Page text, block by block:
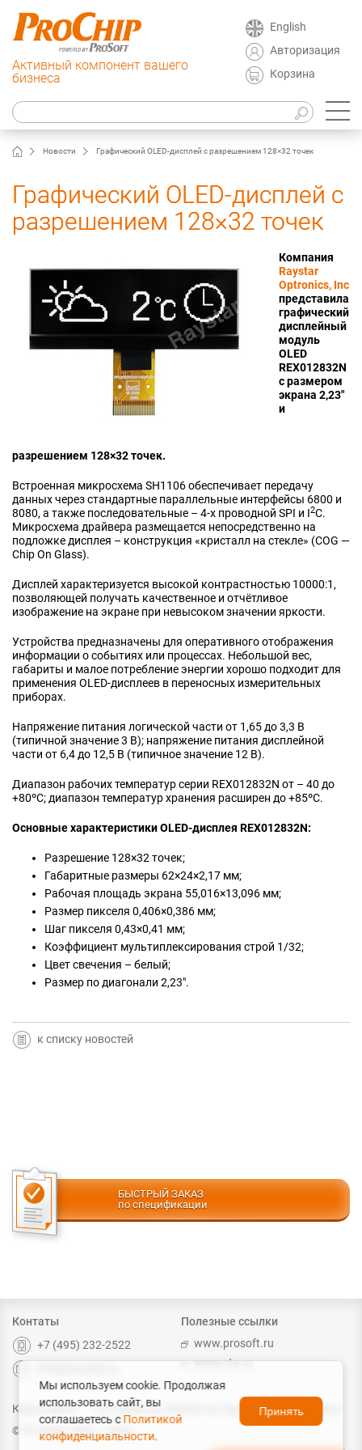
Активный компонент вашего
бизнеса
English
Авторизация
Корзина
Новости Графический OLED-дисплей с разрешением 128×32 точек
БЫСТРЫЙ ЗАКАЗ
по спецификации
Графический OLED-дисплей с
разрешением 128×32 точек
Компания
Raystar
Optronics, Inc
представила
графический
дисплейный
модуль
OLED
REX012832N
с размером
экрана 2,23"
и
разрешением 128×32 точек.
Встроенная микросхема SH1106 обеспечивает передачу
данных через стандартные параллельные интерфейсы 6800 и
8080, а также последовательные – 4-x проводной SPI и I2C.
Микросхема драйвера размещается непосредственно на
подложке дисплея – конструкция «кристалл на стекле» (COG —
Chip On Glass).
Дисплей характеризуется высокой контрастностью 10000:1,
позволяющей получать качественное и отчётливое
изображение на экране при невысоком значении яркости.
Устройства предназначены для оперативного отображения
информации о событиях или процессах. Небольшой вес,
габариты и малое потребление энергии хорошо подходит для
применения OLED-дисплеев в переносных измерительных
приборах.
Напряжение питания логической части от 1,65 до 3,3 В
(типичной значение 3 В); напряжение питания дисплейной
части от 6,4 до 12,5 В (типичное значение 12 В).
Диапазон рабочих температур серии REX012832N от – 40 до
+80ºC; диапазон температур хранения расширен до +85ºC.
Основные характеристики OLED-дисплея REX012832N:
Разрешение 128×32 точек;
Габаритные размеры 62×24×2,17 мм;
Рабочая площадь экрана 55,016×13,096 мм;
Размер пикселя 0,406×0,386 мм;
Шаг пикселя 0,43×0,41 мм;
Коэффициент мультиплексирования строй 1/32;
Цвет свечения – белый;
Размер по диагонали 2,23".
к списку новостей
Контаты
+7 (495) 232-2522
Полезные ссылки
www.prosoft.ru
www.cta.ru
Карта сайта
Согласие на обработку персональных данных
© ProChip, 2004 – 2026
Мы используем cookie. Продолжая
использовать сайт, вы
соглашаетесь сПолитикой
конфиденциальности.
Принять